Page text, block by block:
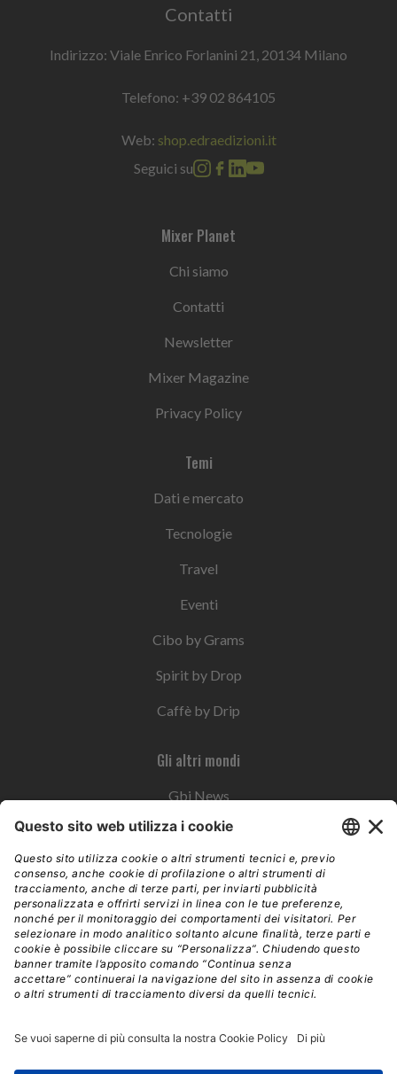
Contatti
Indirizzo: Viale Enrico Forlanini 21, 20134 Milano
Telefono: +39 02 864105
Web: shop.edraedizioni.it
Seguici su
Mixer Planet
Chi siamo
Contatti
Newsletter
Mixer Magazine
Privacy Policy
Temi
Dati e mercato
Tecnologie
Travel
Eventi
Cibo by Grams
Spirit by Drop
Caffè by Drip
Gli altri mondi
Gbi News
Instoremag
Esplora il gruppo
Edra Edizioni
Edizioni LSWR
LSWR Group